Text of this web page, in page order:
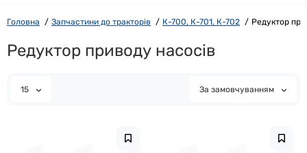
Головна Запчастини до тракторів К-700, К-701, К-702 Редуктор
Редуктор приводу насосів
15 За замовчуванням